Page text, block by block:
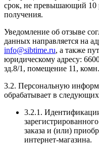
срок, не превышающий 10
получения.
Уведомление об отзыве
данных направляется на
info@sibtime.ru, а также
юридическому адресу:
зд.8/1, помещение 11,
3.2. Персональную
обрабатывает в
3.2.1.
заказа и (или)
интернет-магазина.